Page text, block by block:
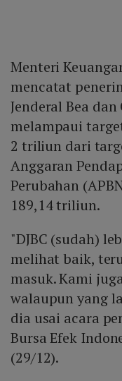
Menteri
mencatat
Jenderal Bea
melampaui
2 triliun dari
Anggaran
Perubahan
189,14 triliun.
"DJBC (sudah)
melihat baik,
masuk. Kami
walaupun yang
dia usai acara
Bursa Efek
(29/12).